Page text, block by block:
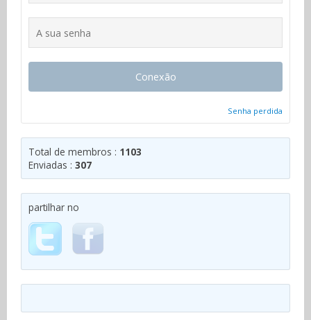
Conexão
Senha perdida
Total de membros : 1103
Enviadas : 307
partilhar no